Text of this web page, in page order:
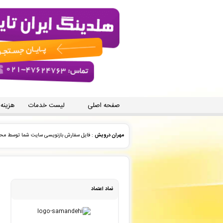
صفحه اصلی لیست خدمات
امیر باخدا: فاکتور نهایی برای سفارش تایپ، صفحه آرایی
منوچهر علیزاده: سفارش چاپ و نشر کتاب شما ثبت شد به
نادیا وطن دوست: پیش فاکتور شما با موفقیت پرداخت
نماد اعتماد